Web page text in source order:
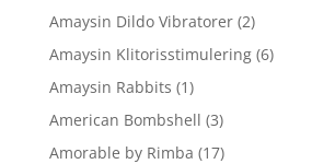
Amaysin Dildo Vibratorer (2)
Amaysin Klitorisstimulering (6)
Amaysin Rabbits (1)
American Bombshell (3)
Amorable by Rimba (17)